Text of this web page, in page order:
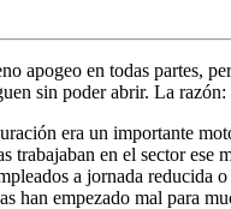
apogeo en todas partes,
sin poder abrir. La
era un importante
trabajaban en el sector
a jornada
han empezado mal para